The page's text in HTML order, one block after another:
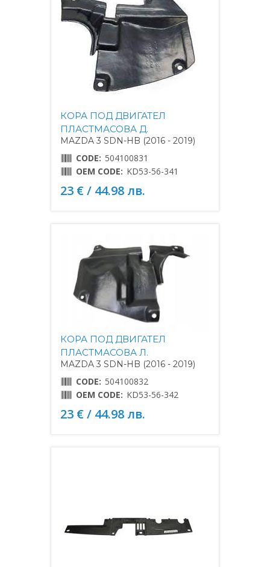
КОРА ПОД ДВИГАТЕЛ
ПЛАСТМАСОВА Д.
MAZDA 3 SDN-HB (2016 - 2019)
CODE: 504100831
OEM CODE: KD53-56-341
23 € / 44.98 лв.
КОРА ПОД ДВИГАТЕЛ
ПЛАСТМАСОВА Л.
MAZDA 3 SDN-HB (2016 - 2019)
CODE: 504100832
OEM CODE: KD53-56-342
23 € / 44.98 лв.